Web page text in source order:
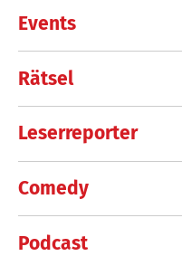
Events
Rätsel
Leserreporter
Comedy
Podcast